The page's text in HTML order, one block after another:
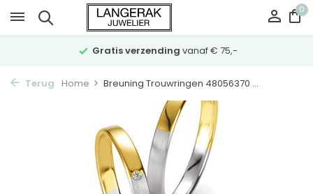
0
Gratis verzending vanaf € 75,-
Terug Home Breuning Trouwringen 48056370 ...